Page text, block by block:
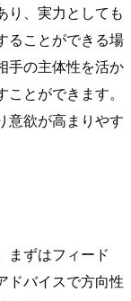
り、実力としても
ることができる場
手の主体性を活か
とができます。
意欲が高まりやす
まずはフィード
ドバイスで方向性